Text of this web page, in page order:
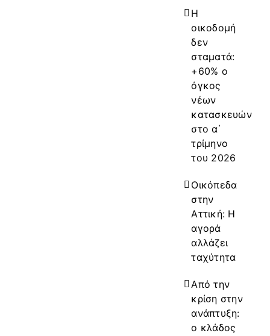
Η
οικοδομή
δεν
σταματά:
+60% ο
όγκος
νέων
κατασκευών
στο α΄
τρίμηνο
του 2026
Οικόπεδα
στην
Αττική: Η
αγορά
αλλάζει
ταχύτητα
Από την
κρίση στην
ανάπτυξη:
ο κλάδος